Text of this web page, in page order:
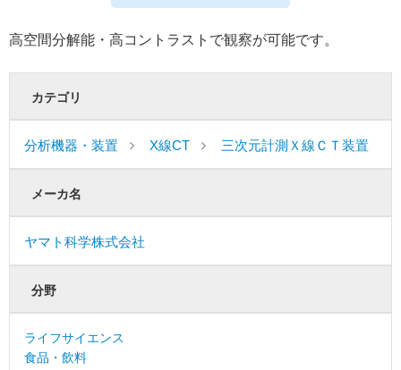
高空間分解能・高コントラストで観察が可能です。
カテゴリ
分析機器・装置 X線CT 三次元計測Ｘ線ＣＴ装置
メーカ名
ヤマト科学株式会社
分野
ライフサイエンス
食品・飲料